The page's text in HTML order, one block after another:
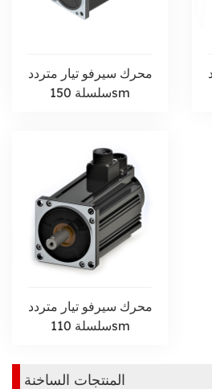
محرك سيرفو تيار متردد
سلسلة 150sm
محرك سيرفو تيار متردد
سلسلة 110sm
المنتجات الساخنة